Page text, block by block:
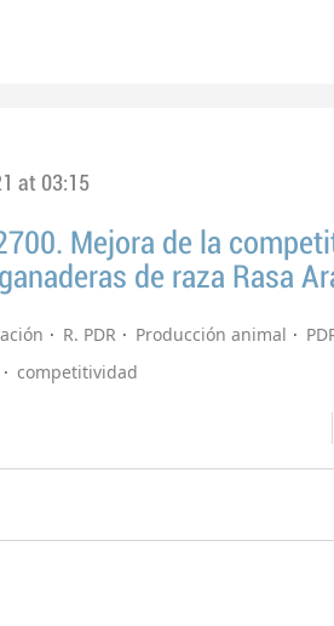
at 03:15
Mejora de la
de raza Rasa
R. PDR Producción animal
competitividad